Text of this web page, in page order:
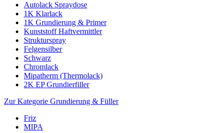
Autolack Spraydose
1K Klarlack
1K Grundierung & Primer
Kunststoff Haftvermittler
Strukturspray
Felgensilber
Schwarz
Chromlack
Mipatherm (Thermolack)
2K EP Grundierfiller
Zur Kategorie Grundierung & Füller
Friz
MIPA